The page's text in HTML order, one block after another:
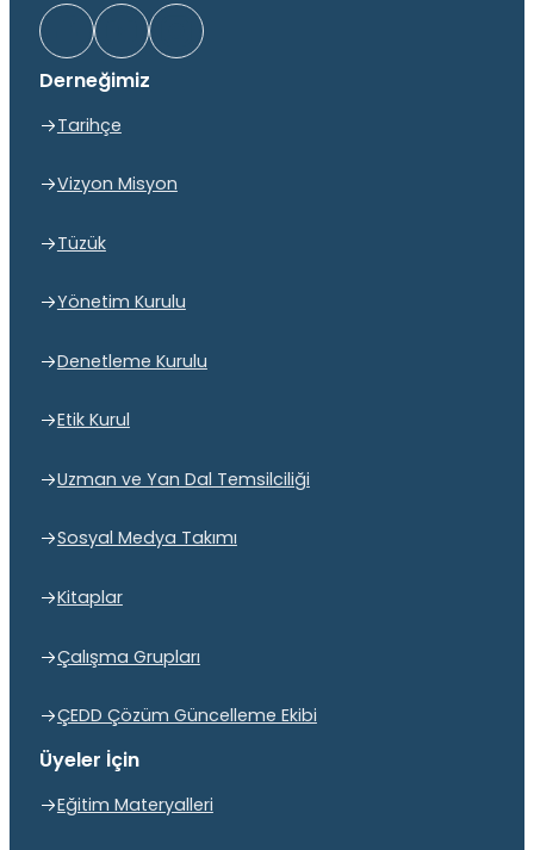
Derneğimiz
Tarihçe
Vizyon Misyon
Tüzük
Yönetim Kurulu
Denetleme Kurulu
Etik Kurul
Uzman ve Yan Dal Temsilciliği
Sosyal Medya Takımı
Kitaplar
Çalışma Grupları
ÇEDD Çözüm Güncelleme Ekibi
Üyeler İçin
Eğitim Materyalleri